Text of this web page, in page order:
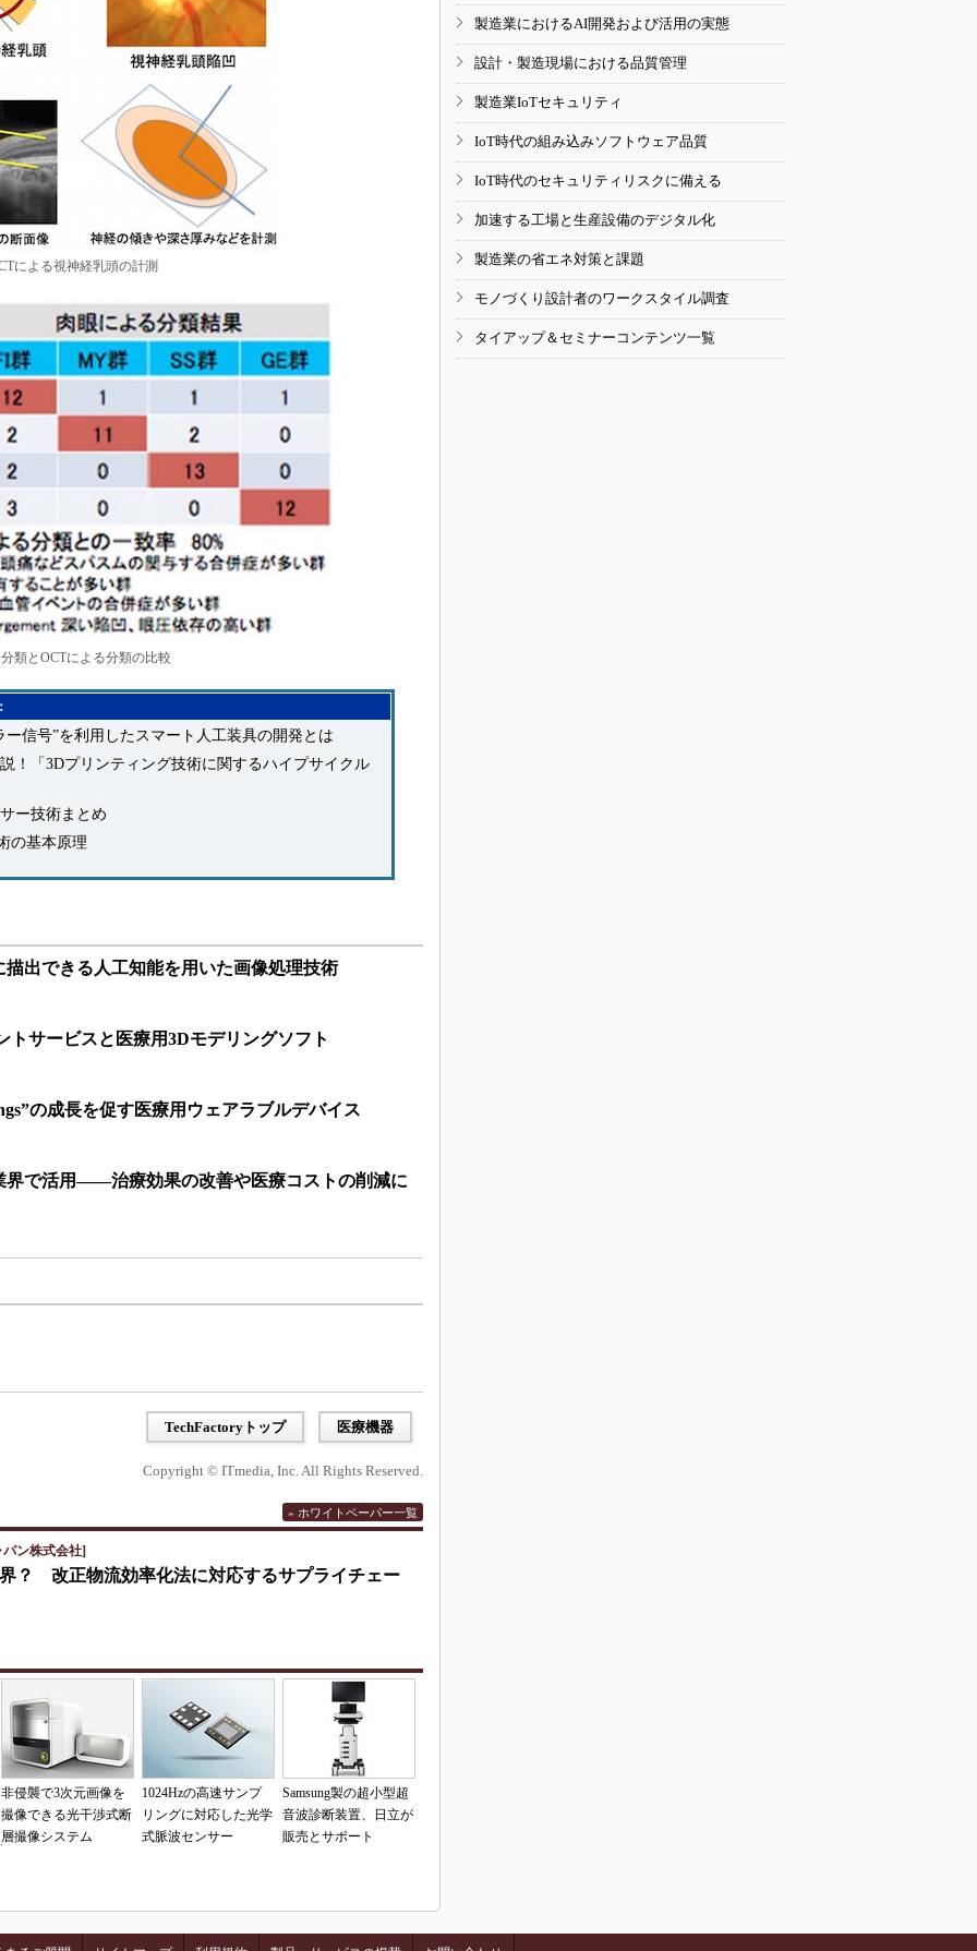
による視神経乳頭の計測
類とOCTによる分類の比較
ー信号”を利用したスマート人工装具の開発とは
！「3Dプリンティング技術に関するハイプサイクル
ー技術まとめ
の基本原理
出できる人工知能を用いた画像処理技術
トサービスと医療用3Dモデリングソフト
の成長を促す医療用ウェアラブルデバイス
界で活用――治療効果の改善や医療コストの削減に
TechFactoryトップ 医療機器
Copyright © ITmedia, Inc. All Rights Reserved.
» ホワイトペーパー一覧
ン株式会社]
？ 改正物流効率化法に対応するサプライチェー
非侵襲で3次元画像を
撮像できる光干渉式断
層撮像システム
1024Hzの高速サンプ
リングに対応した光学
式脈波センサー
Samsung製の超小型超
音波診断装置、日立が
販売とサポート
製造業におけるAI開発および活用の実態
設計・製造現場における品質管理
製造業IoTセキュリティ
IoT時代の組み込みソフトウェア品質
IoT時代のセキュリティリスクに備える
加速する工場と生産設備のデジタル化
製造業の省エネ対策と課題
モノづくり設計者のワークスタイル調査
タイアップ＆セミナーコンテンツ一覧